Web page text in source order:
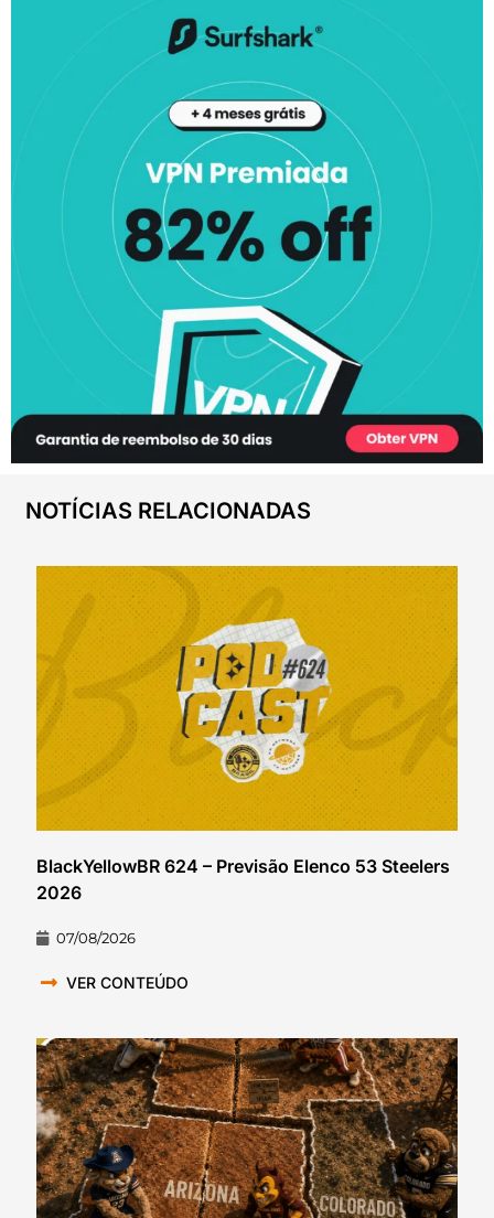
NOTÍCIAS RELACIONADAS
BlackYellowBR 624 – Previsão Elenco 53 Steelers
2026
07/08/2026
VER CONTEÚDO